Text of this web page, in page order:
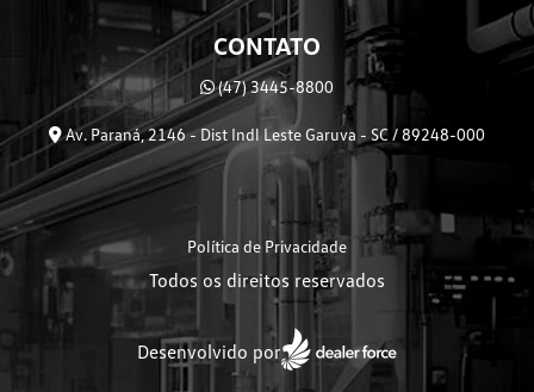
CONTATO
(47) 3445-8800
Av. Paraná, 2146 - Dist Indl Leste Garuva - SC / 89248-000
Todos os direitos reservados
Política de Privacidade
Desenvolvido por